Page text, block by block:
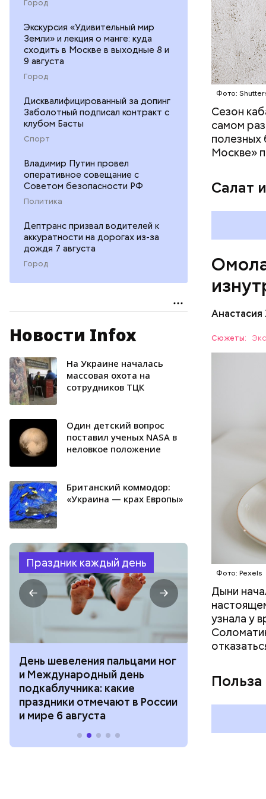
Город
Экскурсия «Удивительный мир
Земли» и лекция о манге: куда
сходить в Москве в выходные 8 и
9 августа
Город
Дисквалифицированный за допинг
Заболотный подписал контракт с
клубом Басты
Спорт
Владимир Путин провел
оперативное совещание с
Советом безопасности РФ
Политика
Дептранс призвал водителей к
аккуратности на дорогах из-за
дождя 7 августа
Город
Новости Infox
На Украине началась
массовая охота на
сотрудников ТЦК
Один детский вопрос
поставил ученых NASA в
неловкое положение
Британский коммодор:
«Украина — крах Европы»
Праздник каждый день
День шевеления пальцами ног
и Международный день
подкаблучника: какие
праздники отмечают в России
и мире 6 августа
горизонта и
курсанта:
отмечают в
Фото:
Сезон
самом
полезных
Москве»
Салат
Сюжеты:
Фото: Pexels
Дыни
узнала у
Дыня
кожи;
плода.
ряда
лютеин
наше
калий